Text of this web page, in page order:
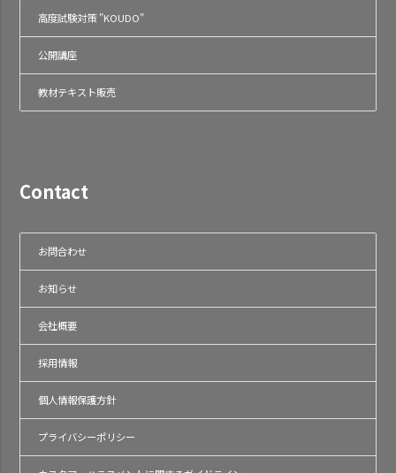
高度試験対策 "KOUDO"
公開講座
教材テキスト販売
Contact
お問合わせ
お知らせ
会社概要
採用情報
個人情報保護方針
プライバシーポリシー